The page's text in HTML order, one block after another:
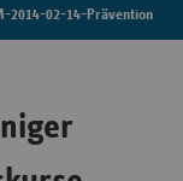
2014-02-14-Prävention